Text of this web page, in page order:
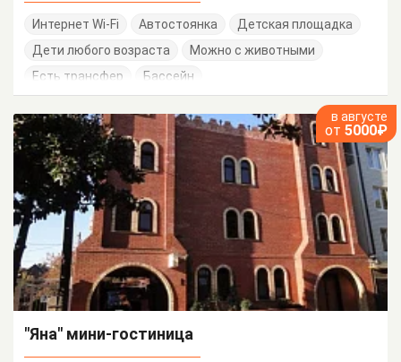
Интернет Wi-Fi Автостоянка
Детская площадка
Дети любого возраста
Можно с животными
Есть трансфер
Бассейн
в августе
от 5000₽
"Яна" мини-гостиница